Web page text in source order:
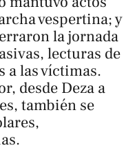
vespertina; y
la jornada
lecturas de
a las víctimas.
desde Deza a
también se